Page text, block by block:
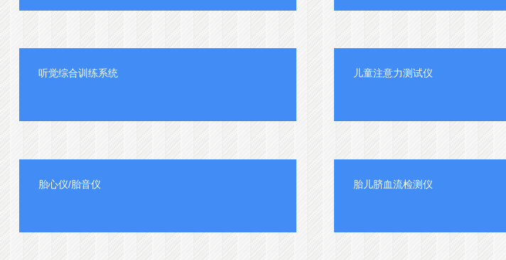
听觉综合训练系统 儿童注意力测试仪
胎心仪/胎音仪 胎儿脐血流检测仪